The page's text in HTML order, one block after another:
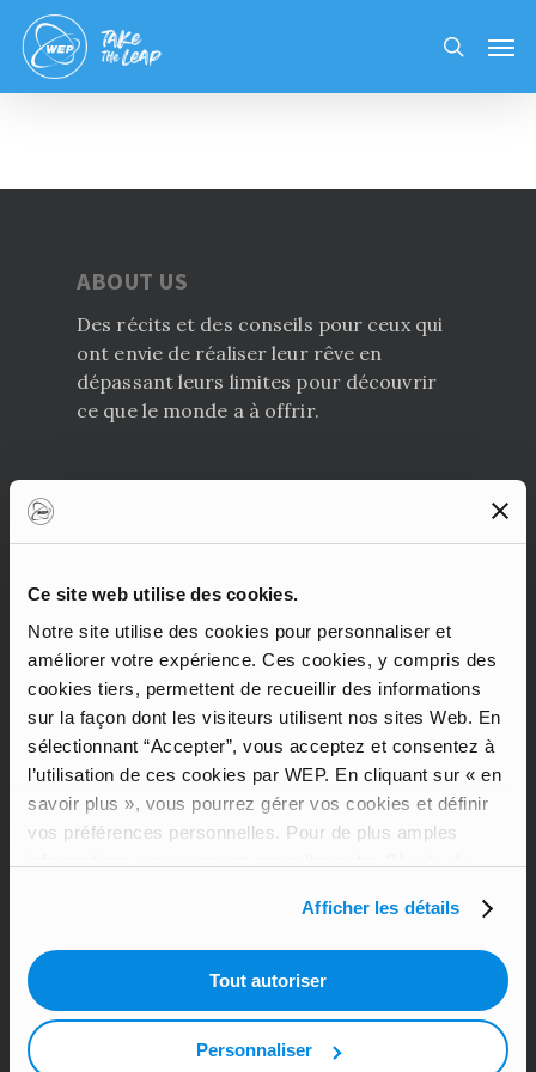
Ce site web utilise des cookies.
Notre site utilise des cookies pour personnaliser et
améliorer votre expérience. Ces cookies, y compris des
cookies tiers, permettent de recueillir des informations
sur la façon dont les visiteurs utilisent nos sites Web. En
sélectionnant “Accepter”, vous acceptez et consentez à
l’utilisation de ces cookies par WEP. En cliquant sur « en
savoir plus », vous pourrez gérer vos cookies et définir
vos préférences personnelles. Pour de plus amples
Afficher les détails
Tout autoriser
Personnaliser
Skip
main
search
ABOUT US
Des récits et des conseils pour ceux qui
ont envie de réaliser leur rêve en
dépassant leurs limites pour découvrir
ce que le monde a à offrir.
aussi t’aider toi-même
Pourquoi devenir famille d’accueil crée des
liens qui durent pour toujours
Les 10 choses à retenir d’une expérience à
l’étranger
Les 5 app gratuites à télécharger sur son
téléphone avant une année à l’étranger
Around the World
Uncategorized